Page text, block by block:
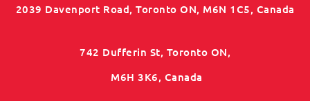
2039 Davenport Road, Toronto ON, M6N 1C5, Canada
742 Dufferin St, Toronto ON,
M6H 3K6, Canada